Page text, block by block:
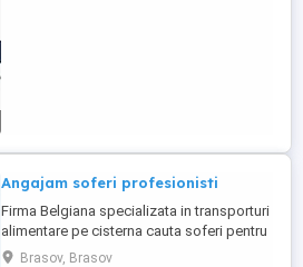
Angajam soferi profesionisti
Firma Belgiana specializata in transporturi
alimentare pe cisterna cauta soferi pentru
comunitate perioada de munca este 8
Brasov, Brasov